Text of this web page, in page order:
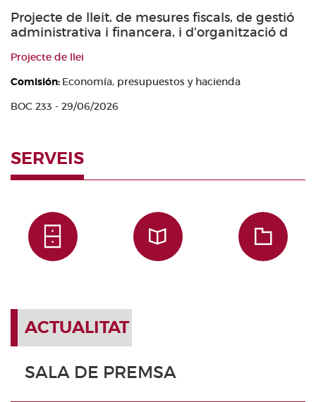
Projecte de lleit, de mesures fiscals, de gestió
administrativa i financera, i d'organització d
Projecte de llei
Comisión: Economía, presupuestos y hacienda
BOC 233 - 29/06/2026
SERVEIS
ACTUALITAT
SALA DE PREMSA